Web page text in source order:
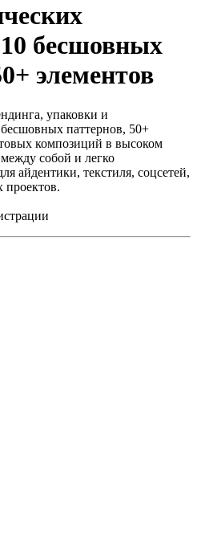
бесшовных
элементов
упаковки и
паттернов, 50+
композиций в высоком
собой и легко
айдентики, текстиля, соцсетей,
проектов.